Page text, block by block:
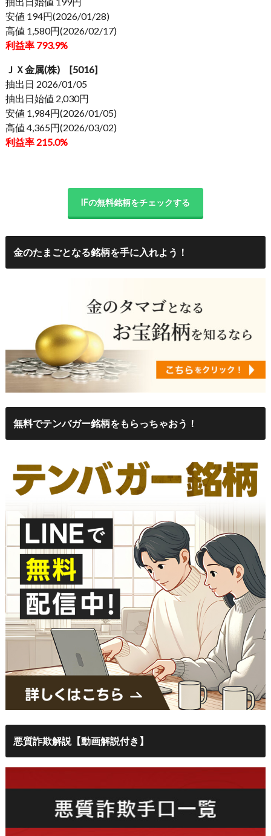
安値 194円(2026/01/28)
高値 1,580円(2026/02/17)
利益率 793.9%
ＪＸ金属(株) [5016]
抽出日 2026/01/05
抽出日始値 2,030円
安値 1,984円(2026/01/05)
高値 4,365円(2026/03/02)
利益率 215.0%
IFの無料銘柄をチェックする
金のたまごとなる銘柄を手に入れよう！
無料でテンバガー銘柄をもらっちゃおう！
悪質詐欺解説【動画解説付き】